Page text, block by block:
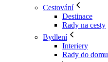
Cestování
Destinace
Rady na cesty
Bydlení
Interiery
Rady do domu